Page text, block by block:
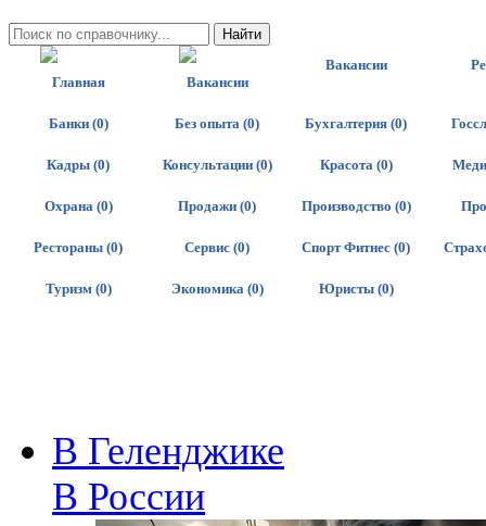
Главная Вакансии
Вакансии
Банки (0) Без опыта (0) Бухгалтерия (0)
Кадры (0) Консультации (0) Красота (0)
Охрана (0) Продажи (0) Производство (0)
Рестораны (0) Сервис (0) Спорт Фитнес (0)
Туризм (0) Экономика (0) Юристы (0)
В Геленджике
В России